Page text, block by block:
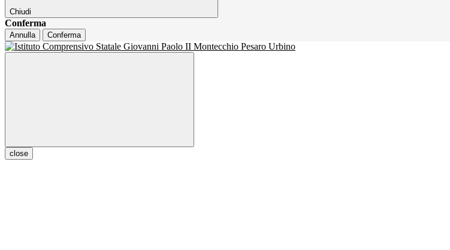
Chiudi
Conferma
Annulla Conferma
close